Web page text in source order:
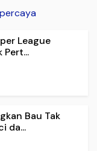
League
Bau Tak
da...